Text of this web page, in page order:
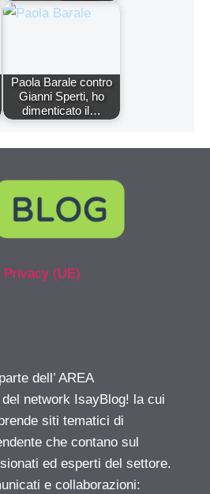
Paola Barale contro
Gianni Sperti, ho
dimenticato il…
Privacy (UE)
dell’ AREA
del network IsayBlog! la cui
siti tematici di
che contano sul
ed esperti del settore.
e collaborazioni: